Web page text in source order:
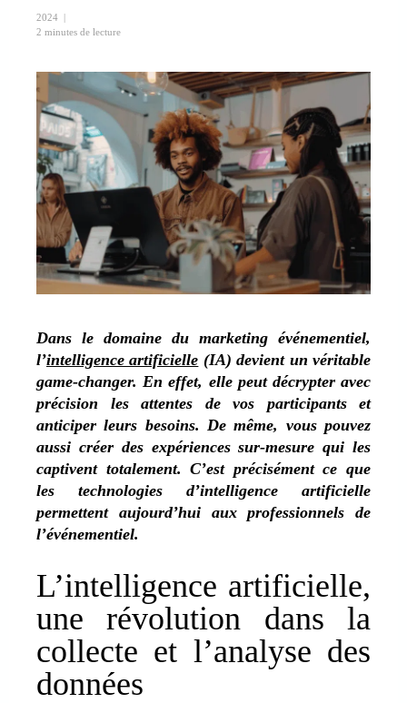
2024 |
2 minutes de lecture
Dans le domaine du marketing événementiel,
l’intelligence artificielle (IA) devient un véritable
game-changer. En effet, elle peut décrypter avec
précision les attentes de vos participants et
anticiper leurs besoins. De même, vous pouvez
aussi créer des expériences sur-mesure qui les
captivent totalement. C’est précisément ce que
les technologies d’intelligence artificielle
permettent aujourd’hui aux professionnels de
l’événementiel.
L’intelligence artificielle,
une révolution dans la
collecte et l’analyse des
données